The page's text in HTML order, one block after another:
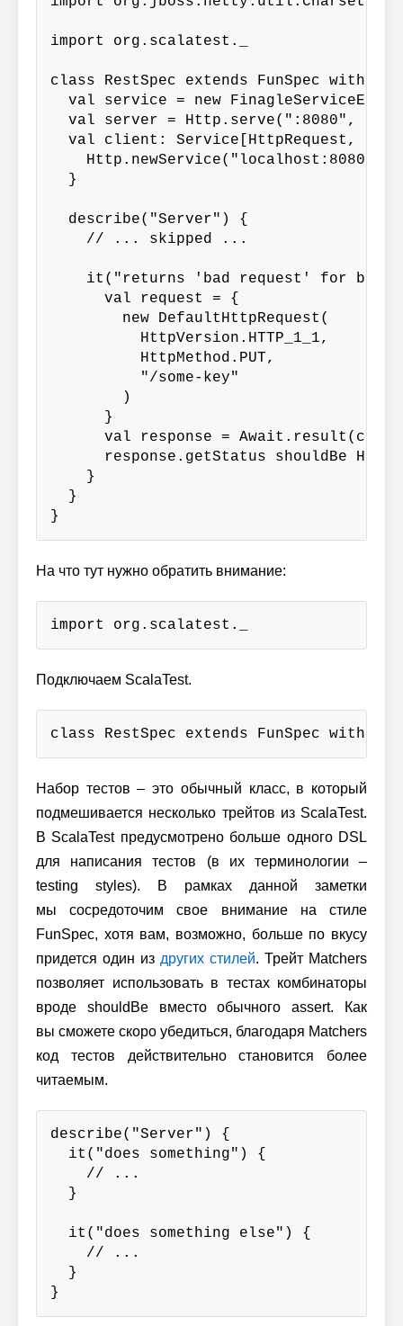
import org.scalatest._
class RestSpec extends FunSpec with
val service = new
val server = Http.serve(":8080",
val client: Service[HttpRequest,
    Http.newService("localhost:8080")
  }
  describe("Server") {
    // ... skipped ...
it("returns 'bad request' for bad
      val request = {
        new DefaultHttpRequest(
          HttpVersion.HTTP_1_1,
          HttpMethod.PUT,
          "/some-key"
        )
      }
val response =
response.getStatus shouldBe
    }
  }
}
На что тут нужно обратить внимание:
import org.scalatest._
Подключаем ScalaTest.
class RestSpec extends FunSpec with
Набор тестов – это обычный класс, в который
подмешивается несколько трейтов из ScalaTest.
В ScalaTest предусмотрено больше одного DSL
для написания тестов (в их терминологии –
testing styles). В рамках данной заметки
мы сосредоточим свое внимание на стиле
FunSpec, хотя вам, возможно, больше по вкусу
придется один из других стилей. Трейт Matchers
позволяет использовать в тестах комбинаторы
вроде shouldBe вместо обычного assert. Как
вы сможете скоро убедиться, благодаря Matchers
код тестов действительно становится более
читаемым.
describe("Server") {
  it("does something") {
    // ...
  }
  it("does something else") {
    // ...
  }
}